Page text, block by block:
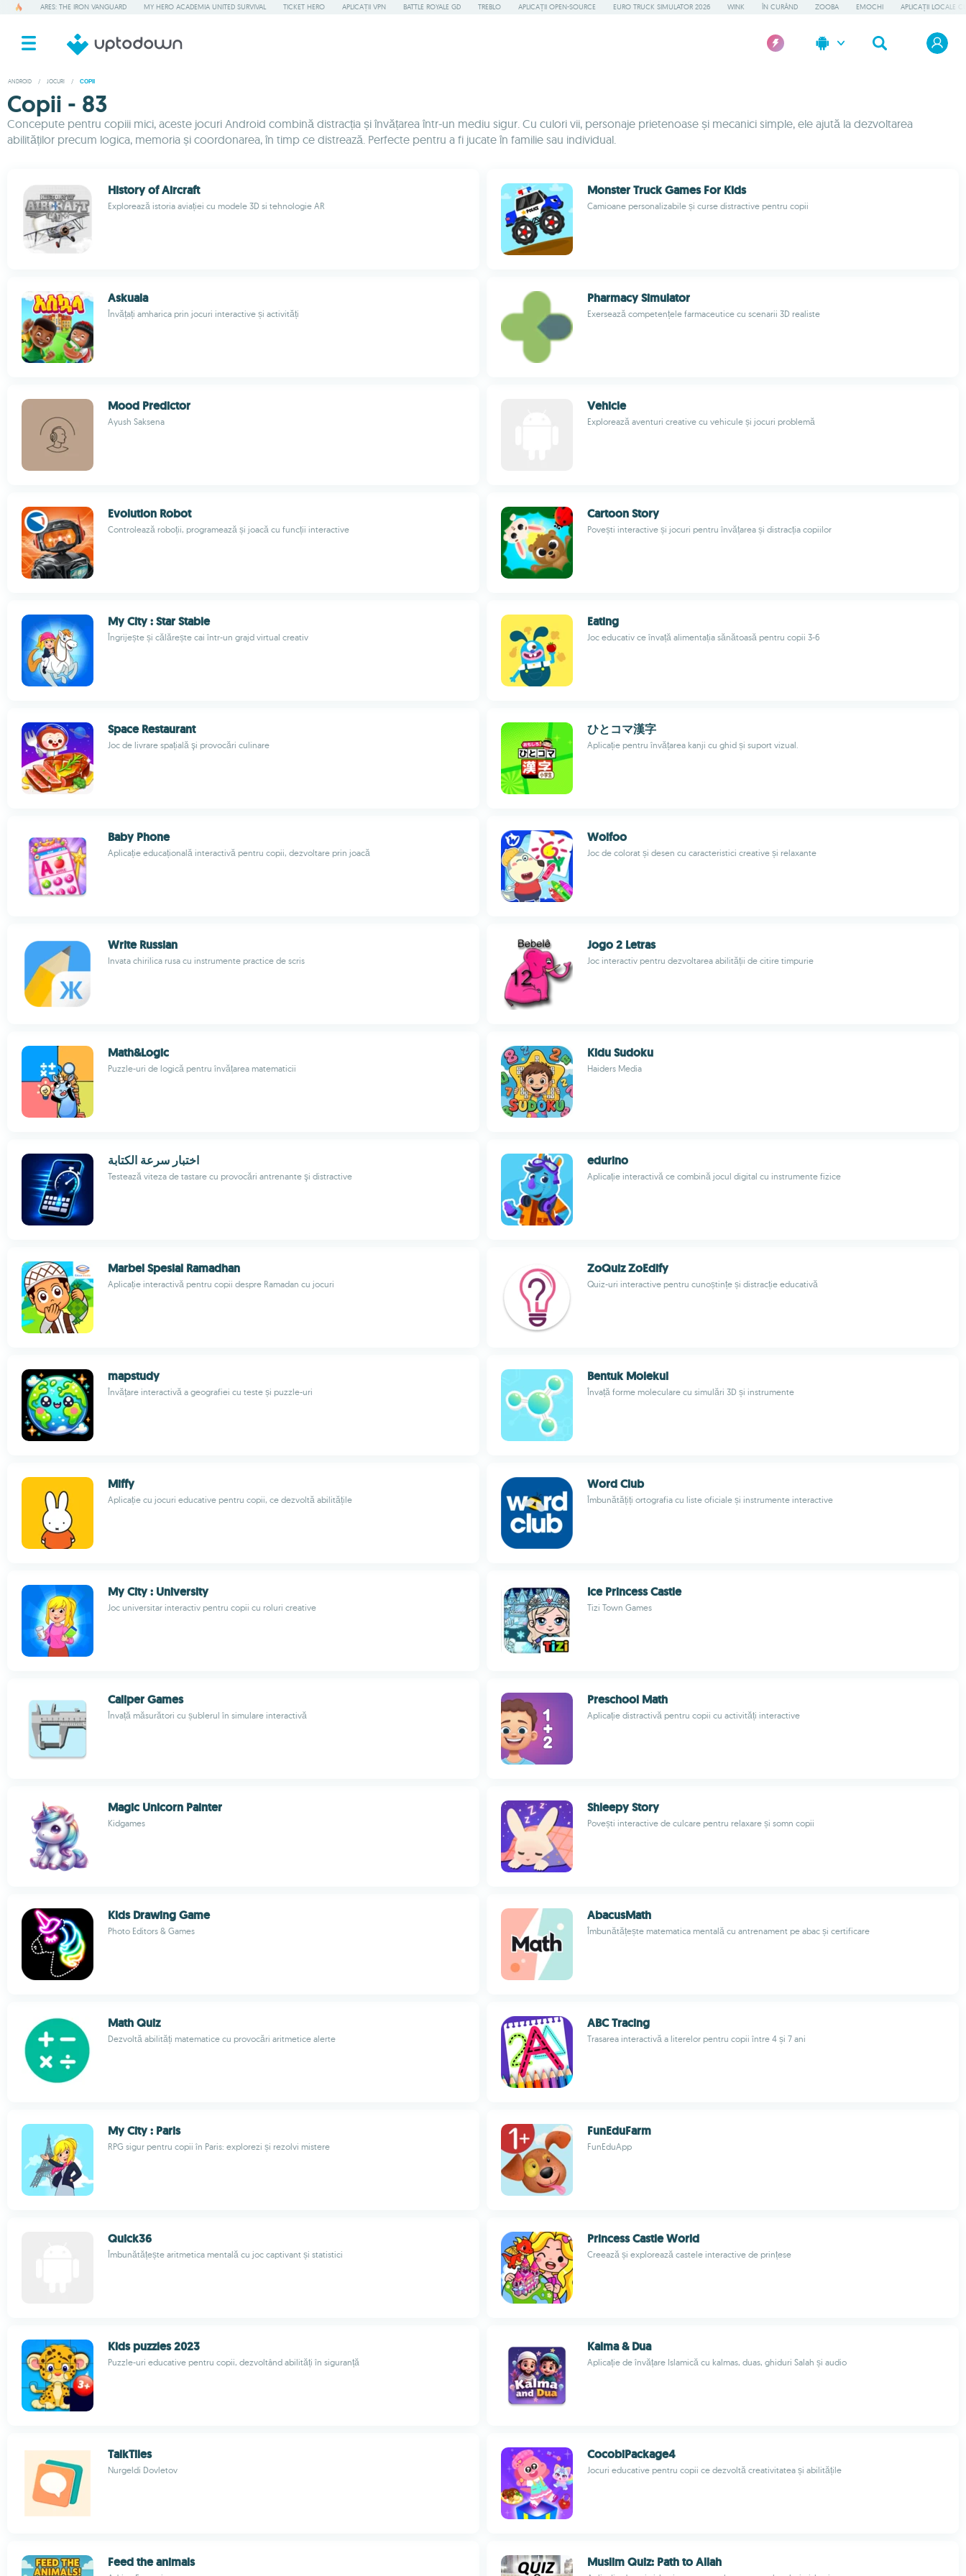
ARES: THE IRON VANGUARD MY HERO ACADEMIA UNITED SURVIVAL TICKET HERO APLICAȚII VPN BATTLE ROYALE GD TREBLO APLICAȚII OPEN-SOURCE EURO TRUCK SIMULATOR 2026 WINK ÎN CURÂND ZOOBA EMOCHI APLICAȚII LOCALE
ANDROID / JOCURI / COPII
Copii - 83
Concepute pentru copiii mici, aceste jocuri Android combină distracția și învățarea într-un mediu sigur. Cu culori vii, personaje prietenoase și mecanici simple, ele ajută la dezvoltarea
abilităților precum logica, memoria și coordonarea, în timp ce distrează. Perfecte pentru a fi jucate în familie sau individual.
History of Aircraft
Explorează istoria aviației cu modele 3D si tehnologie AR
Monster Truck Games For Kids
Camioane personalizabile și curse distractive pentru copii
Askuala
Învățați amharica prin jocuri interactive și activități
Pharmacy Simulator
Exersează competențele farmaceutice cu scenarii 3D realiste
Mood Predictor
Ayush Saksena
Vehicle
Explorează aventuri creative cu vehicule și jocuri problemă
Evolution Robot
Controlează roboții, programează și joacă cu funcții interactive
Cartoon Story
Povești interactive și jocuri pentru învățarea și distracția copiilor
My City : Star Stable
Îngrijește și călărește cai într-un grajd virtual creativ
Eating
Joc educativ ce învață alimentația sănătoasă pentru copii 3-6
Space Restaurant
Joc de livrare spațială şi provocări culinare
ひとコマ漢字
Aplicație pentru învățarea kanji cu ghid și suport vizual.
Baby Phone
Aplicație educațională interactivă pentru copii, dezvoltare prin joacă
Wolfoo
Joc de colorat și desen cu caracteristici creative și relaxante
Write Russian
Invata chirilica rusa cu instrumente practice de scris
Jogo 2 Letras
Joc interactiv pentru dezvoltarea abilității de citire timpurie
Math&Logic
Puzzle-uri de logică pentru învățarea matematicii
Kidu Sudoku
Haiders Media
اختبار سرعة الكتابة
Testează viteza de tastare cu provocări antrenante şi distractive
edurino
Aplicație interactivă ce combină jocul digital cu instrumente fizice
Marbel Spesial Ramadhan
Aplicație interactivă pentru copii despre Ramadan cu jocuri
ZoQuiz ZoEdify
Quiz-uri interactive pentru cunoștințe și distracție educativă
mapstudy
Învățare interactivă a geografiei cu teste și puzzle-uri
Bentuk Molekul
Învață forme moleculare cu simulări 3D și instrumente
Miffy
Aplicație cu jocuri educative pentru copii, ce dezvoltă abilitățile
Word Club
Îmbunătățiți ortografia cu liste oficiale și instrumente interactive
My City : University
Joc universitar interactiv pentru copii cu roluri creative
Ice Princess Castle
Tizi Town Games
Caliper Games
Învață măsurători cu șublerul în simulare interactivă
Preschool Math
Aplicație distractivă pentru copii cu activități interactive
Magic Unicorn Painter
Kidgames
Shleepy Story
Povești interactive de culcare pentru relaxare și somn copii
Kids Drawing Game
Photo Editors & Games
AbacusMath
Îmbunătățește matematica mentală cu antrenament pe abac și certificare
Math Quiz
Dezvoltă abilități matematice cu provocări aritmetice alerte
ABC Tracing
Trasarea interactivă a literelor pentru copii între 4 și 7 ani
My City : Paris
RPG sigur pentru copii în Paris: explorezi și rezolvi mistere
FunEduFarm
FunEduApp
Quick36
Îmbunătățește aritmetica mentală cu joc captivant și statistici
Princess Castle World
Creează și explorează castele interactive de prințese
Kids puzzles 2023
Puzzle-uri educative pentru copii, dezvoltând abilități în siguranță
Kalma & Dua
Aplicație de învățare Islamică cu kalmas, duas, ghiduri Salah și audio
TalkTiles
Nurgeldi Dovletov
CocobiPackage4
Jocuri educative pentru copii ce dezvoltă creativitatea și abilitățile
Feed the animals Muslim Quiz: Path to Allah